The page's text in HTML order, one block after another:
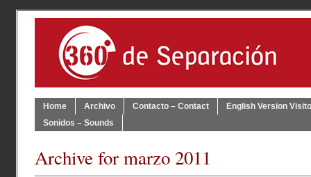
Home Archivo Contacto – Contact
English Version
Sonidos – Sounds
Archive for marzo 2011